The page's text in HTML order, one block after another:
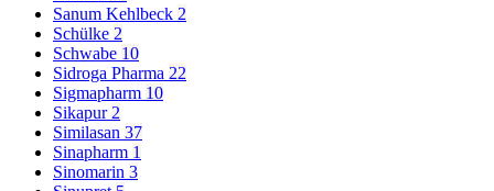
Sanum Kehlbeck 2
Schülke 2
Schwabe 10
Sidroga Pharma 22
Sigmapharm 10
Sikapur 2
Similasan 37
Sinapharm 1
Sinomarin 3